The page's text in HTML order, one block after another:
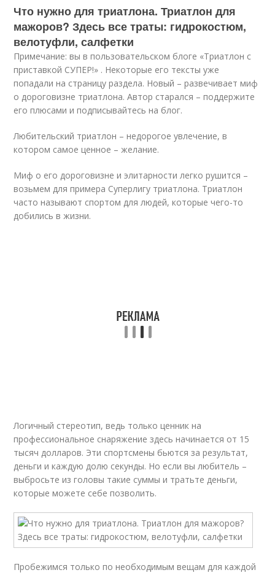
Что нужно для триатлона. Триатлон для
мажоров? Здесь все траты: гидрокостюм,
велотуфли, салфетки
Примечание: вы в пользовательском блоге «Триатлон с
приставкой СУПЕР!» . Некоторые его тексты уже
попадали на страницу раздела. Новый – развечивает миф
о дороговизне триатлона. Автор старался – поддержите
его плюсами и подписывайтесь на блог.
Любительский триатлон – недорогое увлечение, в
котором самое ценное – желание.
Миф о его дороговизне и элитарности легко рушится –
возьмем для примера Суперлигу триатлона. Триатлон
часто называют спортом для людей, которые чего-то
добились в жизни.
Логичный стереотип, ведь только ценник на
профессиональное снаряжение здесь начинается от 15
тысяч долларов. Эти спортсмены бьются за результат,
деньги и каждую долю секунды. Но если вы любитель –
выбросьте из головы такие суммы и тратьте деньги,
которые можете себе позволить.
Пробежимся только по необходимым вещам для каждой